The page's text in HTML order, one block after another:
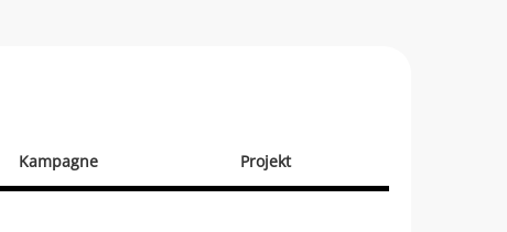
Kampagne Projekt